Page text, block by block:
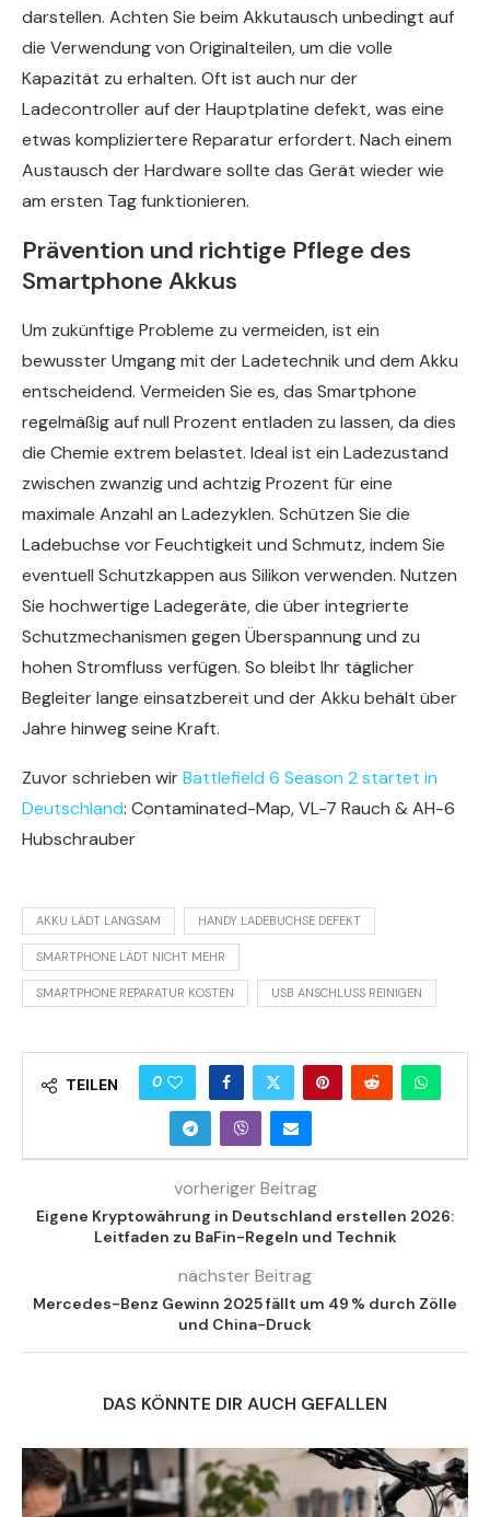
darstellen. Achten Sie beim Akkutausch unbedingt auf
die Verwendung von Originalteilen, um die volle
Kapazität zu erhalten. Oft ist auch nur der
Ladecontroller auf der Hauptplatine defekt, was eine
etwas kompliziertere Reparatur erfordert. Nach einem
Austausch der Hardware sollte das Gerät wieder wie
am ersten Tag funktionieren.
Prävention und richtige Pflege des
Smartphone Akkus
Um zukünftige Probleme zu vermeiden, ist ein
bewusster Umgang mit der Ladetechnik und dem Akku
entscheidend. Vermeiden Sie es, das Smartphone
regelmäßig auf null Prozent entladen zu lassen, da dies
die Chemie extrem belastet. Ideal ist ein Ladezustand
zwischen zwanzig und achtzig Prozent für eine
maximale Anzahl an Ladezyklen. Schützen Sie die
Ladebuchse vor Feuchtigkeit und Schmutz, indem Sie
eventuell Schutzkappen aus Silikon verwenden. Nutzen
Sie hochwertige Ladegeräte, die über integrierte
Schutzmechanismen gegen Überspannung und zu
hohen Stromfluss verfügen. So bleibt Ihr täglicher
Begleiter lange einsatzbereit und der Akku behält über
Jahre hinweg seine Kraft.
Zuvor schrieben wirBattlefield 6 Season 2 startet in
Deutschland: Contaminated-Map, VL-7 Rauch & AH-6
Hubschrauber
AKKU LÄDT LANGSAM HANDY LADEBUCHSE DEFEKT
SMARTPHONE LÄDT NICHT MEHR
SMARTPHONE REPARATUR KOSTEN USB ANSCHLUSS REINIGEN
TEILEN 0
vorheriger Beitrag
Eigene Kryptowährung in Deutschland erstellen 2026:
Leitfaden zu BaFin-Regeln und Technik
nächster Beitrag
Mercedes-Benz Gewinn 2025 fällt um 49 % durch Zölle
und China-Druck
DAS KÖNNTE DIR AUCH GEFALLEN